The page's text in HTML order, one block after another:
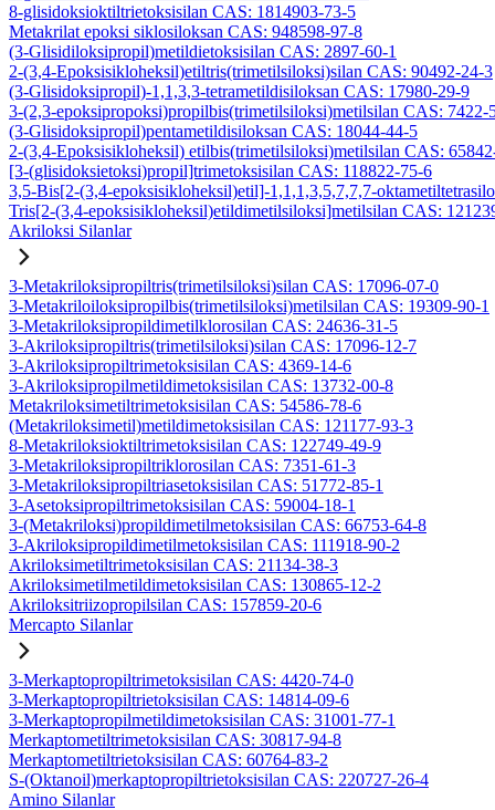
8-glisidoksioktiltrietoksisilan CAS: 1814903-73-5
Metakrilat epoksi siklosiloksan CAS: 948598-97-8
(3-Glisidiloksipropil)metildietoksisilan CAS: 2897-60-1
2-(3,4-Epoksisikloheksil)etiltris(trimetilsiloksi)silan CAS: 90492-24-3
(3-Glisidoksipropil)-1,1,3,3-tetrametildisiloksan CAS: 17980-29-9
3-(2,3-epoksipropoksi)propilbis(trimetilsiloksi)metilsilan CAS: 7422-
(3-Glisidoksipropil)pentametildisiloksan CAS: 18044-44-5
2-(3,4-Epoksisikloheksil) etilbis(trimetilsiloksi)metilsilan CAS:
[3-(glisidoksietoksi)propil]trimetoksisilan CAS: 118822-75-6
3,5-Bis[2-(3,4-epoksisikloheksil)etil]-1,1,1,3,5,7,7,7-
Tris[2-(3,4-epoksisikloheksil)etildimetilsiloksi]metilsilan CAS:
Akriloksi Silanlar
3-Metakriloksipropiltris(trimetilsiloksi)silan CAS: 17096-07-0
3-Metakriloiloksipropilbis(trimetilsiloksi)metilsilan CAS: 19309-90-1
3-Metakriloksipropildimetilklorosilan CAS: 24636-31-5
3-Akriloksipropiltris(trimetilsiloksi)silan CAS: 17096-12-7
3-Akriloksipropiltrimetoksisilan CAS: 4369-14-6
3-Akriloksipropilmetildimetoksisilan CAS: 13732-00-8
Metakriloksimetiltrimetoksisilan CAS: 54586-78-6
(Metakriloksimetil)metildimetoksisilan CAS: 121177-93-3
8-Metakriloksioktiltrimetoksisilan CAS: 122749-49-9
3-Metakriloksipropiltriklorosilan CAS: 7351-61-3
3-Metakriloksipropiltriasetoksisilan CAS: 51772-85-1
3-Asetoksipropiltrimetoksisilan CAS: 59004-18-1
3-(Metakriloksi)propildimetilmetoksisilan CAS: 66753-64-8
3-Akriloksipropildimetilmetoksisilan CAS: 111918-90-2
Akriloksimetiltrimetoksisilan CAS: 21134-38-3
Akriloksimetilmetildimetoksisilan CAS: 130865-12-2
Akriloksitriizopropilsilan CAS: 157859-20-6
Mercapto Silanlar
3-Merkaptopropiltrimetoksisilan CAS: 4420-74-0
3-Merkaptopropiltrietoksisilan CAS: 14814-09-6
3-Merkaptopropilmetildimetoksisilan CAS: 31001-77-1
Merkaptometiltrimetoksisilan CAS: 30817-94-8
Merkaptometiltrietoksisilan CAS: 60764-83-2
S-(Oktanoil)merkaptopropiltrietoksisilan CAS: 220727-26-4
Amino Silanlar